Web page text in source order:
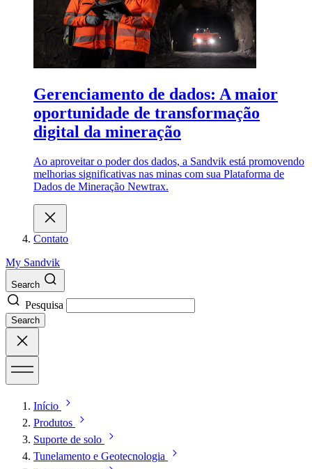
Gerenciamento de dados: A maior
oportunidade de transformação
digital da mineração
Ao aproveitar o poder dos dados, a Sandvik está promovendo
melhorias significativas nas minas com sua Plataforma de
Dados de Mineração Newtrax.
Contato
My Sandvik
Search
Pesquisa
Search
Início
Produtos
Suporte de solo
Tunelamento e Geotecnologia